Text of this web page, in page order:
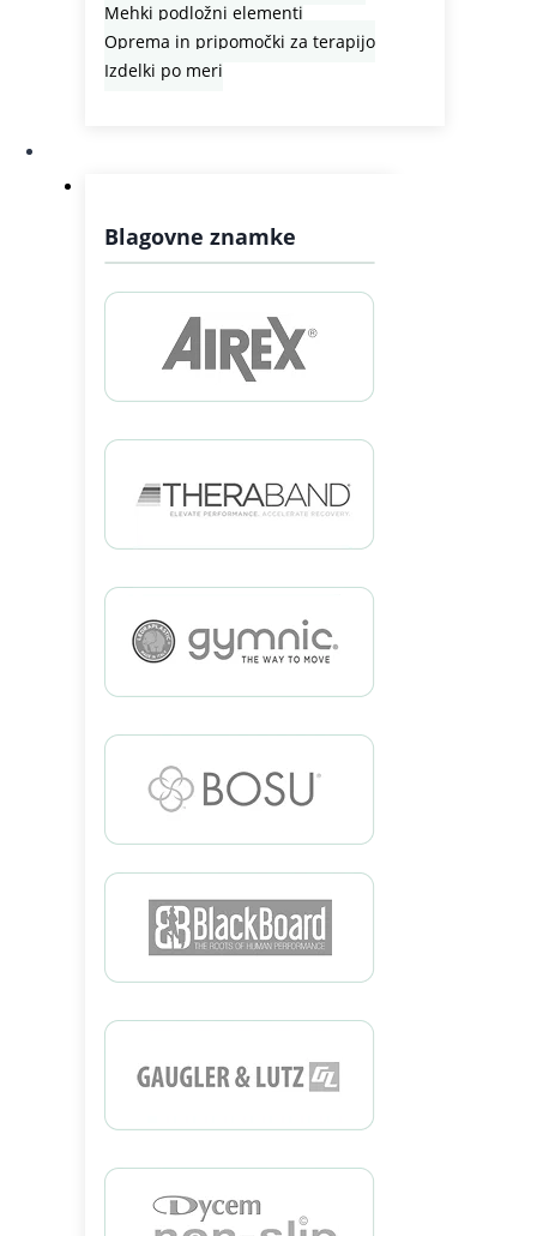
Mehki podložni elementi
Oprema in pripomočki za terapijo
Izdelki po meri
Blagovne znamke